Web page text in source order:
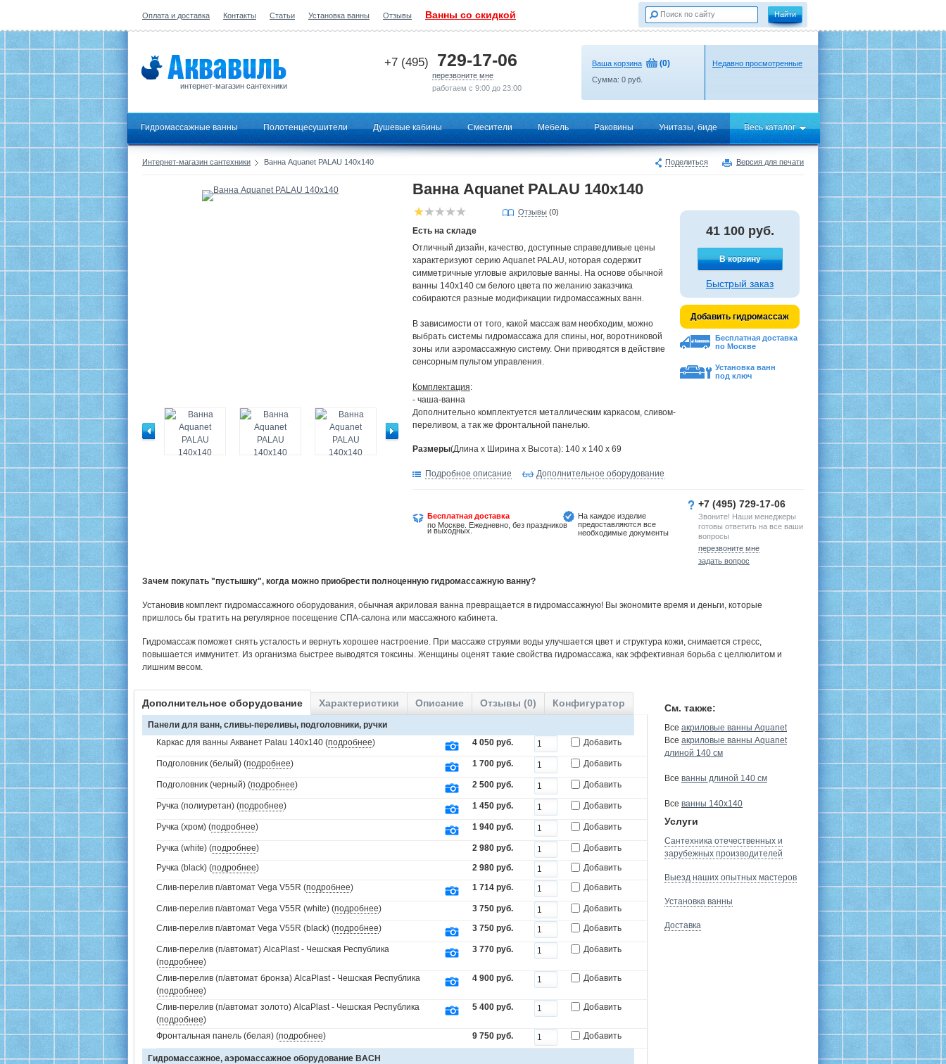
Оплата и доставка Контакты Статьи Установка ванны Отзывы Ванны со скидкой
интернет-магазин сантехники
+7 (495) 729-17-06
перезвоните мне
работаем с 9:00 до 23:00
Ваша корзина (0)
Сумма: 0 руб.
Недавно просмотренные
Гидромассажные ванны Полотенцесушители Душевые кабины Смесители Мебель Раковины Унитазы, биде Весь каталог
Поделиться Версия для печати
Интернет-магазин сантехники Ванна Aquanet PALAU 140x140
Ванна Aquanet PALAU 140x140
Отзывы (0)
Есть на складе
Отличный дизайн, качество, доступные справедливые цены
характеризуют серию Aquanet PALAU, которая содержит
симметричные угловые акриловые ванны. На основе обычной
ванны 140х140 см белого цвета по желанию заказчика
собираются разные модификации гидромассажных ванн.
В зависимости от того, какой массаж вам необходим, можно
выбрать системы гидромассажа для спины, ног, воротниковой
зоны или аэромассажную систему. Они приводятся в действие
сенсорным пультом управления.
Комплектация:
- чаша-ванна
Дополнительно комплектуется металлическим каркасом, сливом-
переливом, а так же фронтальной панелью.
Размеры(Длина х Ширина х Высота): 140 x 140 x 69
41 100 руб.
В корзину
Быстрый заказ
Добавить гидромассаж
Бесплатная доставка
по Москве
Установка ванн
под ключ
Подробное описание Дополнительное оборудование
Бесплатная доставка
по Москве. Ежедневно, без праздников
и выходных.
На каждое изделие
предоставляются все
необходимые документы
+7 (495) 729-17-06
Звоните! Наши менеджеры
готовы ответить на все ваши
вопросы
перезвоните мне
задать вопрос
Зачем покупать "пустышку", когда можно приобрести полноценную гидромассажную ванну?
Установив комплект гидромассажного оборудования, обычная акриловая ванна превращается в гидромассажную! Вы экономите время и деньги, которые
пришлось бы тратить на регулярное посещение СПА-салона или массажного кабинета.
Гидромассаж поможет снять усталость и вернуть хорошее настроение. При массаже струями воды улучшается цвет и структура кожи, снимается стресс,
повышается иммунитет. Из организма быстрее выводятся токсины. Женщины оценят такие свойства гидромассажа, как эффективная борьба с целлюлитом и
лишним весом.
Дополнительное оборудование Характеристики Описание Отзывы (0) Конфигуратор
Панели для ванн, сливы-переливы, подголовники, ручки
Каркас для ванны Акванет Palau 140x140 (подробнее) 4 050 руб. Добавить
Подголовник (белый) (подробнее) 1 700 руб. Добавить
Подголовник (черный) (подробнее) 2 500 руб. Добавить
Ручка (полиуретан) (подробнее) 1 450 руб. Добавить
Ручка (хром) (подробнее) 1 940 руб. Добавить
Ручка (white) (подробнее) 2 980 руб.
Добавить
Ручка (black) (подробнее) 2 980 руб.
Добавить
Слив-перелив п/автомат Vega V55R (подробнее) 1 714 руб. Добавить
Слив-перелив п/автомат Vega V55R (white) (подробнее) 3 750 руб.
Добавить
Слив-перелив п/автомат Vega V55R (black) (подробнее) 3 750 руб. Добавить
Слив-перелив (п/автомат) AlcaPlast - Чешская Республика
(подробнее)
3 770 руб. Добавить
Слив-перелив (п/автомат бронза) AlcaPlast - Чешская Республика
(подробнее)
4 900 руб. Добавить
Слив-перелив (п/автомат золото) AlcaPlast - Чешская Республика
(подробнее)
5 400 руб. Добавить
Фронтальная панель (белая) (подробнее) 9 750 руб. Добавить
Гидромассажное, аэромассажное оборудование BACH
См. также:
Все акриловые ванны Aquanet
Все акриловые ванны Aquanet
длиной 140 см
Все ванны длиной 140 см
Все ванны 140х140
Услуги
Сантехника отечественных и
зарубежных производителей
Выезд наших опытных мастеров
Установка ванны
Доставка